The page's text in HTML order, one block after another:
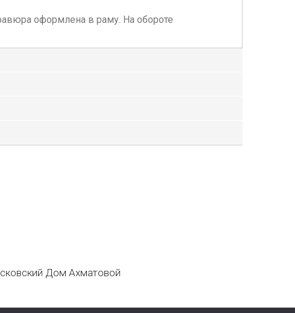
оформлена в раму. На обороте
Дом Ахматовой